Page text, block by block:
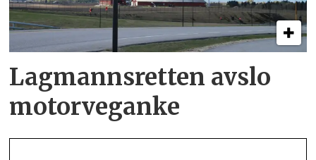
Lagmannsretten avslo
motorveganke